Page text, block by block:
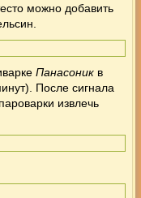
можно добавить
Панасоникв
После сигнала
извлечь